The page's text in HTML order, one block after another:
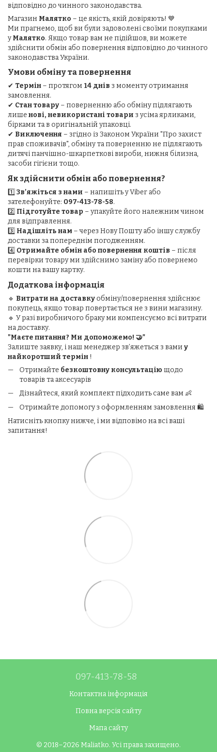
відповідно до чинного законодавства.
Магазин Малятко – це якість, якій довіряють! 💙
Ми прагнемо, щоб ви були задоволені своїми покупками
уМалятко. Якщо товар вам не підійшов, ви можете
здійснити обмін або повернення відповідно до чинного
законодавства України.
Умови обміну та повернення
✔ Термін – протягом 14 днів з моменту отримання
замовлення.
✔ Стан товару – поверненню або обміну підлягають
лише нові, невикористані товари з усіма ярликами,
бірками та в оригінальній упаковці.
✔ Виключення – згідно із Законом України "Про захист
прав споживачів", обміну та поверненню не підлягають
дитячі панчішно-шкарпеткові вироби, нижня білизна,
засоби гігієни тощо.
Як здійснити обмін або повернення?
1️⃣ Зв’яжіться з нами – напишіть у Viber або
зателефонуйте: 097-413-78-58.
2️⃣ Підготуйте товар – упакуйте його належним чином
для відправлення.
3️⃣ Надішліть нам – через Нову Пошту або іншу службу
доставки за попереднім погодженням.
4️⃣ Отримайте обмін або повернення коштів – після
перевірки товару ми здійснимо заміну або повернемо
кошти на вашу картку.
Додаткова інформація
🔹 Витрати на доставкуобміну/повернення здійснює
покупець, якщо товар повертається не з вини магазину.
🔹 У разі виробничого браку ми компенсуємо всі витрати
на доставку.
"Маєте питання? Ми допоможемо! 🤝"
Залиште заявку, і наш менеджер зв’яжеться з вами у
найкоротший термін !
Отримайте безкоштовну консультацію щодо
товарів та аксесуарів
Дізнайтеся, який комплект підходить саме вам 👶
Отримайте допомогу з оформленням замовлення 🛍️
Натисніть кнопку нижче, і ми відповімо на всі ваші
запитання!
097-413-78-58
Контактна інформація
Повна версія сайту
Мапа сайту
© 2018–2026 Maliatko. Усі права захищено.